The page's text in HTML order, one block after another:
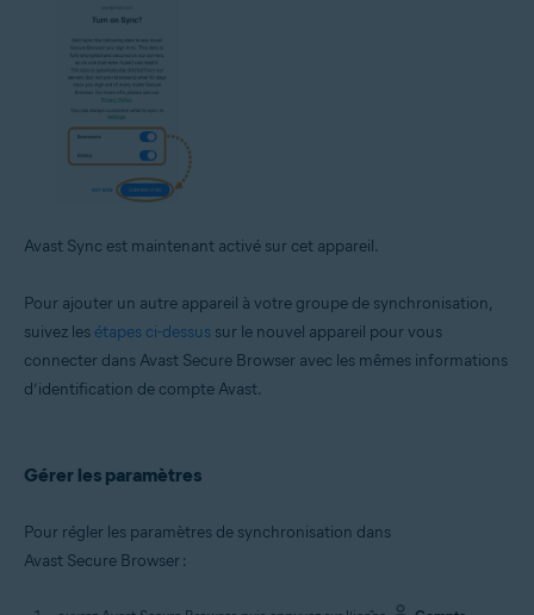
Avast Sync est maintenant activé sur cet appareil.
Pour ajouter un autre appareil à votre groupe de synchronisation,
suivez les étapes ci-dessus sur le nouvel appareil pour vous
connecter dans Avast Secure Browser avec les mêmes informations
d’identification de compte Avast.
Gérer les paramètres
Pour régler les paramètres de synchronisation dans
Avast Secure Browser :